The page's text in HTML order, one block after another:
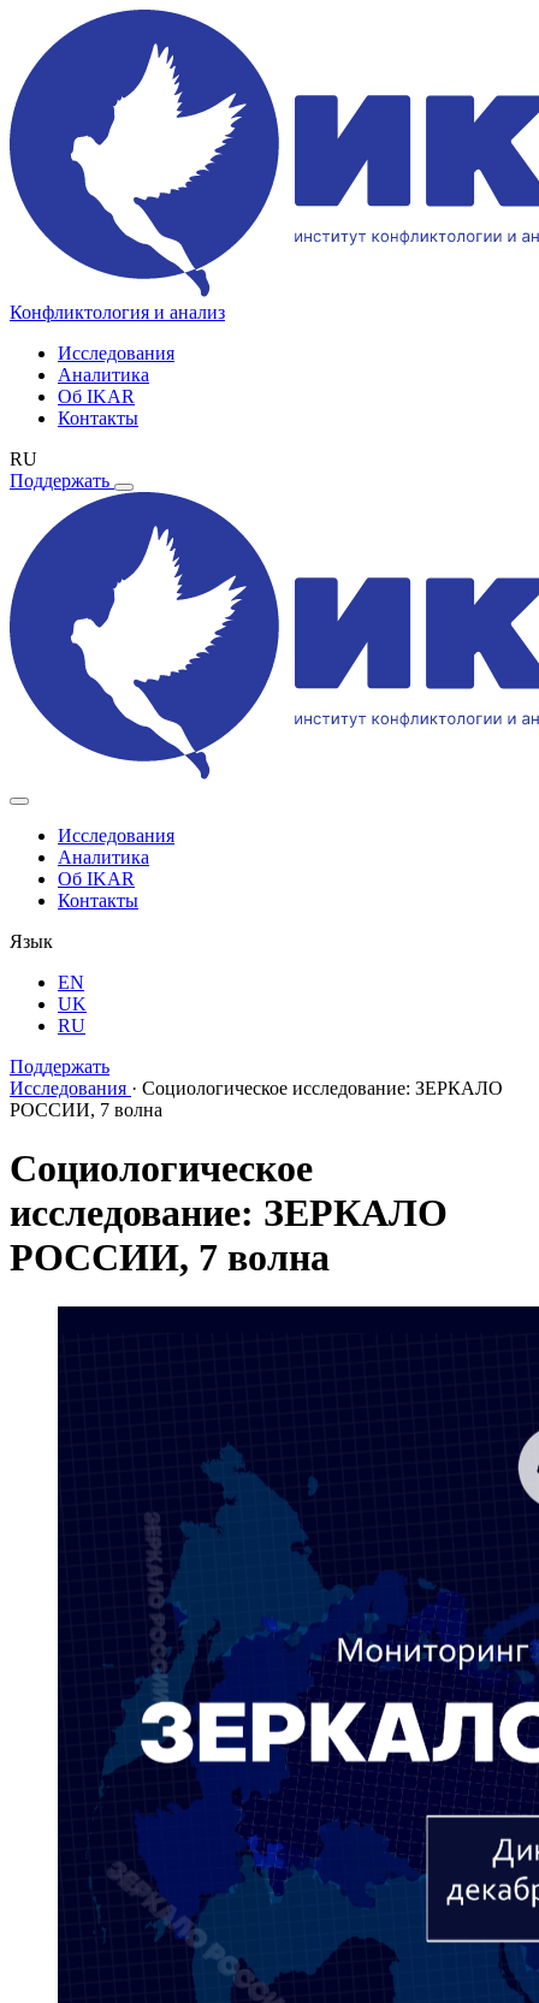
Конфликтология и анализ
Исследования
Аналитика
Об IKAR
Контакты
RU
Поддержать
Исследования
Аналитика
Об IKAR
Контакты
Язык
EN
UK
RU
Поддержать
Исследования · Социологическое исследование: ЗЕРКАЛО
РОССИИ, 7 волна
Социологическое
исследование: ЗЕРКАЛО
РОССИИ, 7 волна